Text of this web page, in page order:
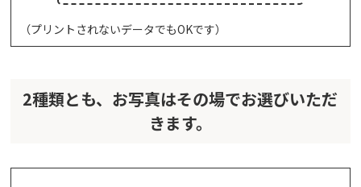
（プリントされないデータでもOKです）
2種類とも、お写真はその場でお選びいただ
きます。